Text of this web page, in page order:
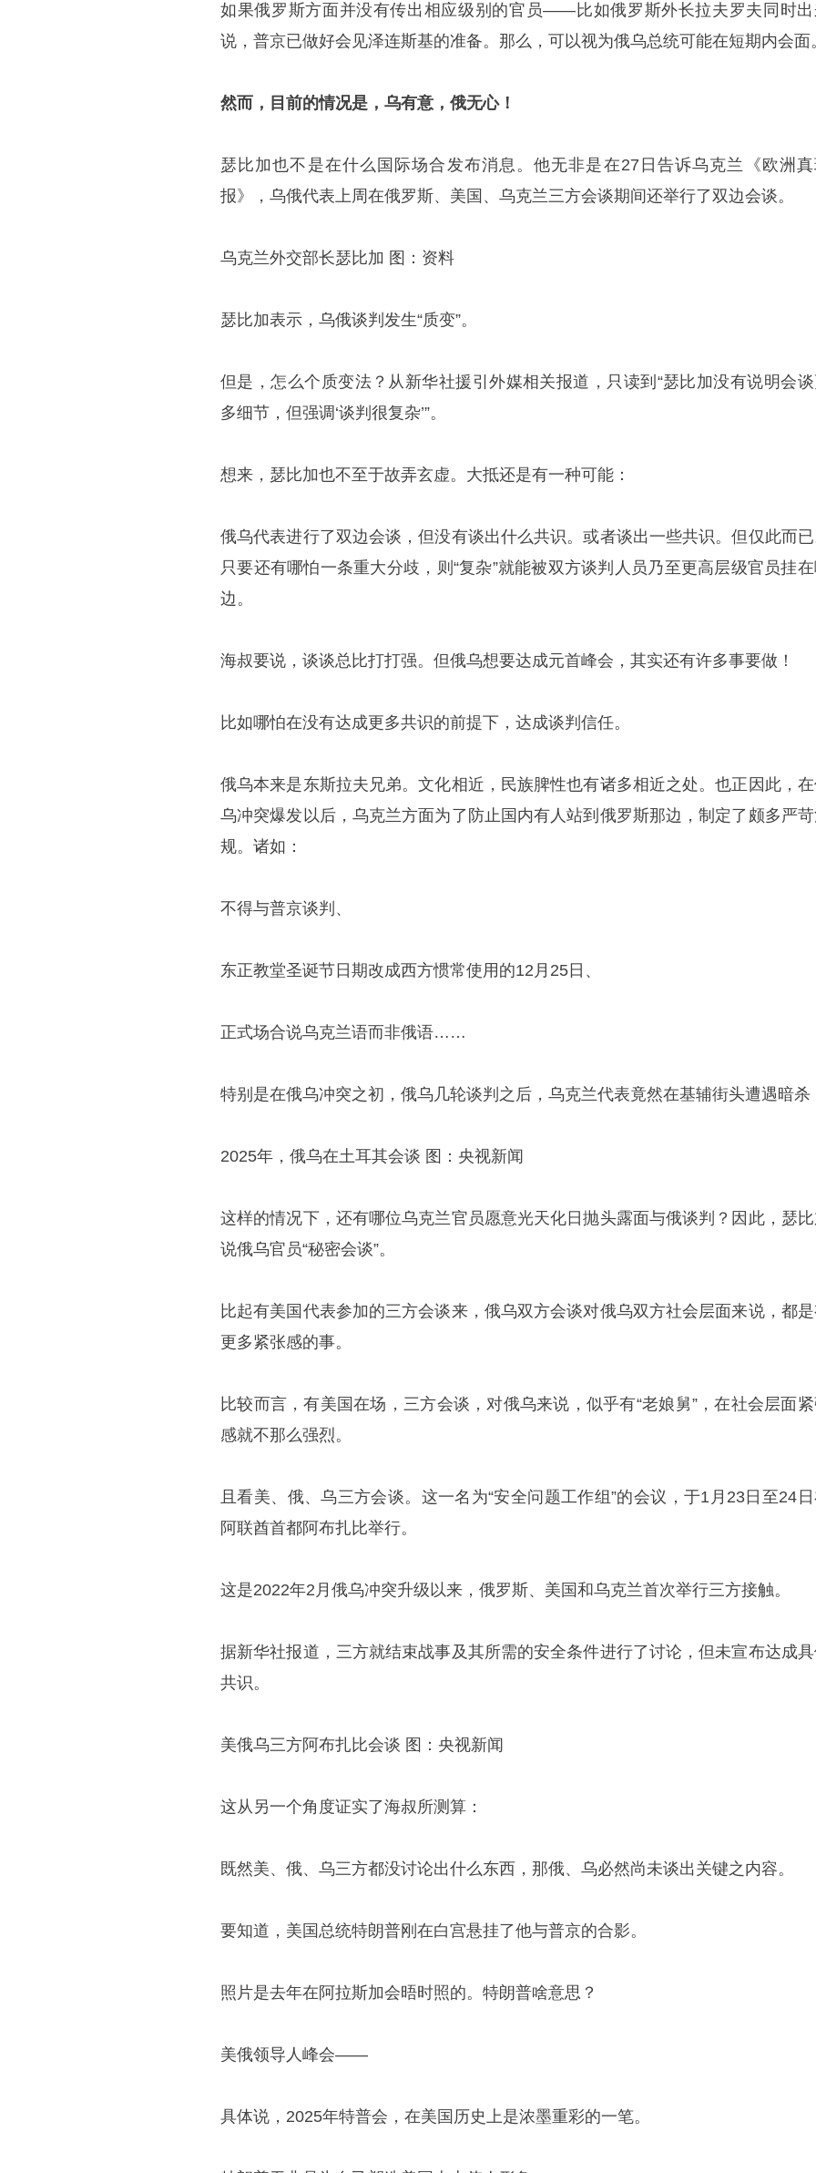
如果俄罗斯方面并没有传出相应级别的官员——比如俄罗斯外长拉夫罗夫同时
说，普京已做好会见泽连斯基的准备。那么，可以视为俄乌总统可能在短期内会面
然而，目前的情况是，乌有意，俄无心！
瑟比加也不是在什么国际场合发布消息。他无非是在27日告诉乌克兰《欧洲真
报》，乌俄代表上周在俄罗斯、美国、乌克兰三方会谈期间还举行了双边会谈。
乌克兰外交部长瑟比加 图：资料
瑟比加表示，乌俄谈判发生“质变”。
但是，怎么个质变法？从新华社援引外媒相关报道，只读到“瑟比加没有说明会
多细节，但强调‘谈判很复杂’”。
想来，瑟比加也不至于故弄玄虚。大抵还是有一种可能：
俄乌代表进行了双边会谈，但没有谈出什么共识。或者谈出一些共识。但仅此而已
只要还有哪怕一条重大分歧，则“复杂”就能被双方谈判人员乃至更高层级官员挂
边。
海叔要说，谈谈总比打打强。但俄乌想要达成元首峰会，其实还有许多事要做！
比如哪怕在没有达成更多共识的前提下，达成谈判信任。
俄乌本来是东斯拉夫兄弟。文化相近，民族脾性也有诸多相近之处。也正因此，
乌冲突爆发以后，乌克兰方面为了防止国内有人站到俄罗斯那边，制定了颇多严
规。诸如：
不得与普京谈判、
东正教堂圣诞节日期改成西方惯常使用的12月25日、
正式场合说乌克兰语而非俄语……
特别是在俄乌冲突之初，俄乌几轮谈判之后，乌克兰代表竟然在基辅街头遭遇暗杀
2025年，俄乌在土耳其会谈 图：央视新闻
这样的情况下，还有哪位乌克兰官员愿意光天化日抛头露面与俄谈判？因此，瑟比
说俄乌官员“秘密会谈”。
比起有美国代表参加的三方会谈来，俄乌双方会谈对俄乌双方社会层面来说，都
更多紧张感的事。
比较而言，有美国在场，三方会谈，对俄乌来说，似乎有“老娘舅”，在社会层面
感就不那么强烈。
且看美、俄、乌三方会谈。这一名为“安全问题工作组”的会议，于1月23日至24
阿联酋首都阿布扎比举行。
这是2022年2月俄乌冲突升级以来，俄罗斯、美国和乌克兰首次举行三方接触。
据新华社报道，三方就结束战事及其所需的安全条件进行了讨论，但未宣布达成
共识。
美俄乌三方阿布扎比会谈 图：央视新闻
这从另一个角度证实了海叔所测算：
既然美、俄、乌三方都没讨论出什么东西，那俄、乌必然尚未谈出关键之内容。
要知道，美国总统特朗普刚在白宫悬挂了他与普京的合影。
照片是去年在阿拉斯加会晤时照的。特朗普啥意思？
美俄领导人峰会——
具体说，2025年特普会，在美国历史上是浓墨重彩的一笔。